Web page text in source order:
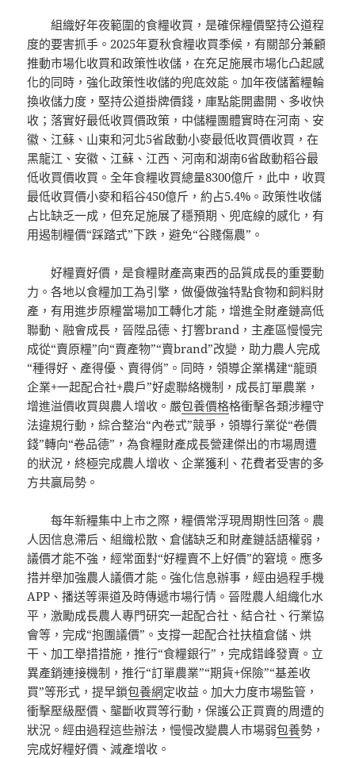
組織好年夜範圍的食糧收買，是確保糧價堅持公道程
度的要害抓手。2025年夏秋食糧收買季候，有關部分兼顧
推動市場化收買和政策性收儲，在充足施展市場化凸起感
化的同時，強化政策性收儲的兜底效能。加年夜儲蓄糧輪
換收儲力度，堅持公道掛牌價錢，庫點能開盡開、多收快
收；落實好最低收買價政策，中儲糧團體實時在河南、安
徽、江蘇、山東和河北5省啟動小麥最低收買價收買，在
黑龍江、安徽、江蘇、江西、河南和湖南6省啟動稻谷最
低收買價收買。全年食糧收買總量8300億斤，此中，收買
最低收買價小麥和稻谷450億斤，約占5.4%。政策性收儲
占比缺乏一成，但充足施展了穩預期、兜底線的感化，有
用遏制糧價“踩踏式”下跌，避免“谷賤傷農”。
好糧賣好價，是食糧財產高東西的品質成長的重要動
力。各地以食糧加工為引擎，做優做強特點食物和飼料財
產，有用進步原糧當場加工轉化才能，增進全財產鏈高低
聯動、融會成長，晉陞品德、打響brand，主產區慢慢完
成從“賣原糧”向“賣產物”“賣brand”改變，助力農人完成
“種得好、產得優、賣得俏”。同時，領導企業構建“龍頭
企業+一起配合社+農戶”好處聯絡機制，成長訂單農業，
增進溢價收買與農人增收。嚴包養價格格衝擊各類涉糧守
法違規行動，綜合整治“內卷式”競爭，領導行業從“卷價
錢”轉向“卷品德”，為食糧財產成長營建傑出的市場周遭
的狀況，終極完成農人增收、企業獲利、花費者受害的多
方共贏局勢。
每年新糧集中上市之際，糧價常浮現周期性回落。農
人因信息滯后、組織松散、倉儲缺乏和財產鏈話語權弱，
議價才能不強，經常面對“好糧賣不上好價”的窘境。應多
措并舉加強農人議價才能。強化信息辦事，經由過程手機
APP、播送等渠道及時傳遞市場行情。晉陞農人組織化水
平，激勵成長農人專門研究一起配合社、結合社、行業協
會等，完成“抱團議價”。支撐一起配合社扶植倉儲、烘
干、加工舉措措施，推行“食糧銀行”，完成錯峰發賣。立
異產銷連接機制，推行“訂單農業”“期貨+保險”“基差收
買”等形式，提早鎖包養網定收益。加大力度市場監管，
衝擊壓級壓價、壟斷收買等行動，保護公正買賣的周遭的
狀況。經由過程這些辦法，慢慢改變農人市場弱包養勢，
完成好糧好價、減產增收。